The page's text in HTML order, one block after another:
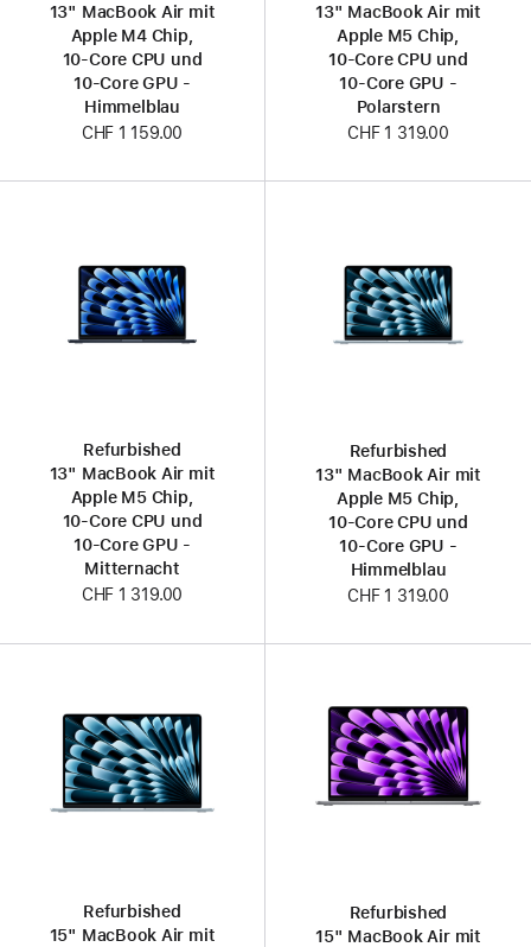
13" MacBook Air mit
Apple M4 Chip,
10‑Core CPU und
10‑Core GPU -
Himmelblau
CHF 1 159.00
13" MacBook Air mit
Apple M5 Chip,
10‑Core CPU und
10‑Core GPU -
Polarstern
CHF 1 319.00
Refurbished
13" MacBook Air mit
Apple M5 Chip,
10‑Core CPU und
10‑Core GPU -
Mitternacht
CHF 1 319.00
Refurbished
13" MacBook Air mit
Apple M5 Chip,
10‑Core CPU und
10‑Core GPU -
Himmelblau
CHF 1 319.00
Refurbished
15" MacBook Air mit
Refurbished
15" MacBook Air mit